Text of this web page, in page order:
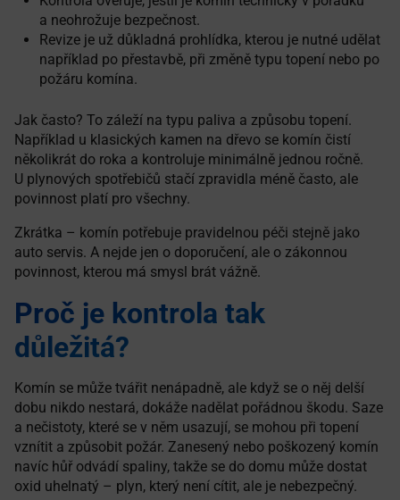
a neohrožuje bezpečnost.
Revize je už důkladná prohlídka, kterou je nutné udělat
například po přestavbě, při změně typu topení nebo po
požáru komína.
Jak často? To záleží na typu paliva a způsobu topení.
Například u klasických kamen na dřevo se komín čistí
několikrát do roka a kontroluje minimálně jednou ročně.
U plynových spotřebičů stačí zpravidla méně často, ale
povinnost platí pro všechny.
Zkrátka – komín potřebuje pravidelnou péči stejně jako
auto servis. A nejde jen o doporučení, ale o zákonnou
povinnost, kterou má smysl brát vážně.
Proč je kontrola tak
důležitá?
Komín se může tvářit nenápadně, ale když se o něj delší
dobu nikdo nestará, dokáže nadělat pořádnou škodu. Saze
a nečistoty, které se v něm usazují, se mohou při topení
vznítit a způsobit požár. Zanesený nebo poškozený komín
navíc hůř odvádí spaliny, takže se do domu může dostat
oxid uhelnatý – plyn, který není cítit, ale je nebezpečný.